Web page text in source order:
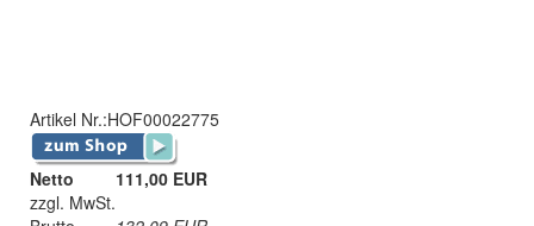
Artikel Nr.:HOF00022775
Netto
111,00 EUR
zzgl. MwSt.